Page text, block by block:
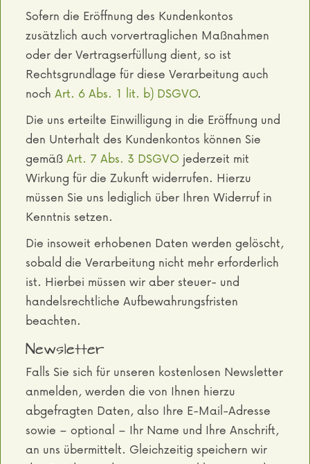
Sofern die Eröffnung des Kundenkontos
zusätzlich auch vorvertraglichen Maßnahmen
oder der Vertragserfüllung dient, so ist
Rechtsgrundlage für diese Verarbeitung auch
noch Art. 6 Abs. 1 lit. b) DSGVO.
Die uns erteilte Einwilligung in die Eröffnung und
den Unterhalt des Kundenkontos können Sie
gemäßArt. 7 Abs. 3 DSGVO jederzeit mit
Wirkung für die Zukunft widerrufen. Hierzu
müssen Sie uns lediglich über Ihren Widerruf in
Kenntnis setzen.
Die insoweit erhobenen Daten werden gelöscht,
sobald die Verarbeitung nicht mehr erforderlich
ist. Hierbei müssen wir aber steuer- und
handelsrechtliche Aufbewahrungsfristen
beachten.
Newsletter
Falls Sie sich für unseren kostenlosen Newsletter
anmelden, werden die von Ihnen hierzu
abgefragten Daten, also Ihre E-Mail-Adresse
sowie – optional – Ihr Name und Ihre Anschrift,
an uns übermittelt. Gleichzeitig speichern wir